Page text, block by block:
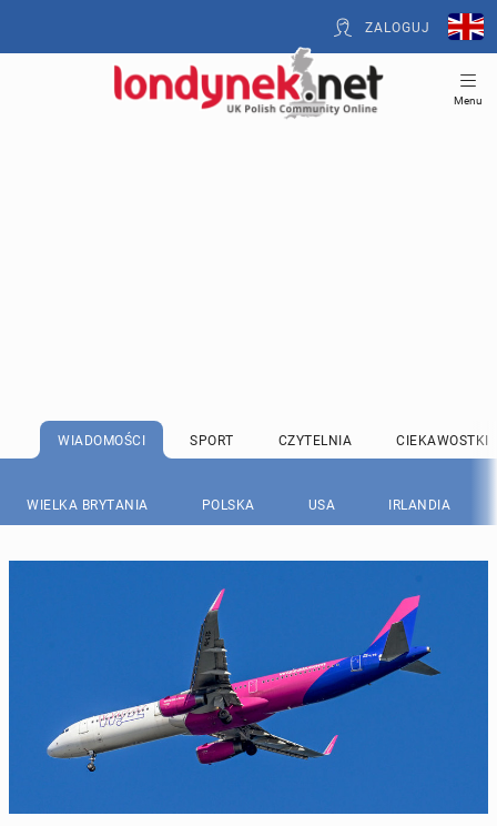
ZALOGUJ
Menu
WIADOMOŚCI SPORT CZYTELNIA CIEKAWOSTKI
WIELKA BRYTANIA POLSKA USA IRLANDIA